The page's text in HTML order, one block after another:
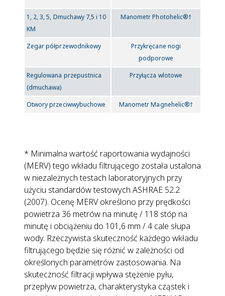
1, 2, 3, 5, Dmuchawy 7,5 i 10
KM
Manometr Photohelic®†
Zegar półprzewodnikowy
Przykręcane nogi
podporowe
Regulowana przepustnica
(dmuchawa)
Przyłącza wlotowe
Otwory przeciwwybuchowe Manometr Magnehelic®†
* Minimalna wartość raportowania wydajności
(MERV) tego wkładu filtrującego została ustalona
w niezależnych testach laboratoryjnych przy
użyciu standardów testowych ASHRAE 52.2
(2007). Ocenę MERV określono przy prędkości
powietrza 36 metrów na minutę / 118 stóp na
minutę i obciążeniu do 101,6 mm / 4 cale słupa
wody. Rzeczywista skuteczność każdego wkładu
filtrującego będzie się różnić w zależności od
określonych parametrów zastosowania. Na
skuteczność filtracji wpływa stężenie pyłu,
przepływ powietrza, charakterystyka cząstek i